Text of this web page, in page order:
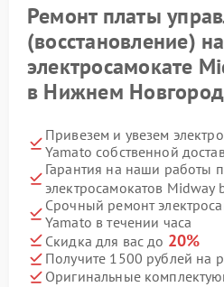
Ремонт платы
(восстановление) на
электросамокате
в Нижнем
Привезем и увезем
Yamato собственной
Гарантия на наши работы
электросамокатов Midway
Срочный ремонт
Yamato в течении часа
Скидка для вас до 20%
Получите 1500 рублей на
Оригинальные